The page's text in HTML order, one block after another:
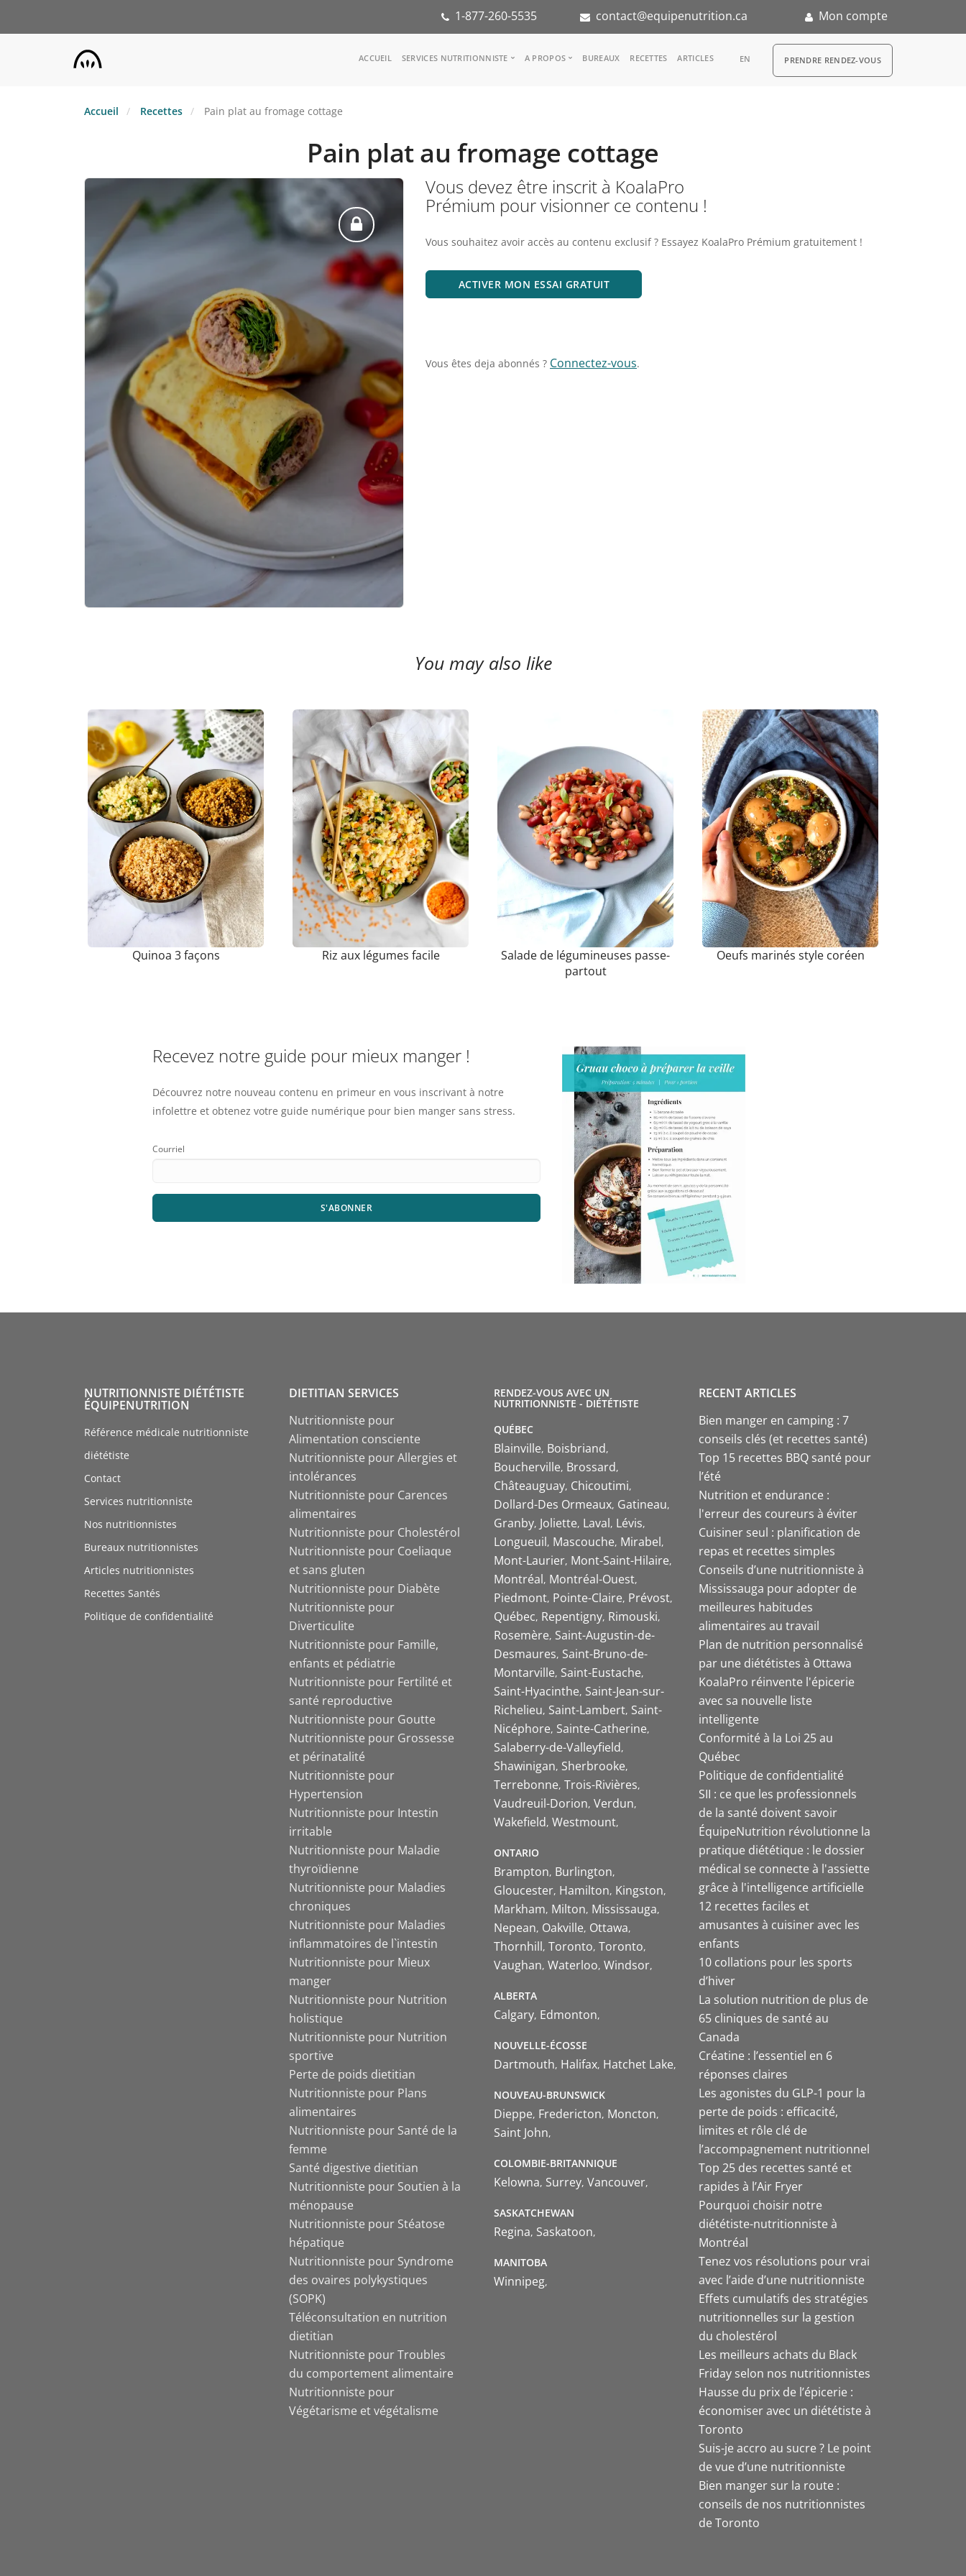
1-877-260-5535 contact@equipenutrition.ca Mon compte
Main
ACCUEIL SERVICES NUTRITIONNISTE
Groupes d'inspiration
KoalaPro
A PROPOS
Partenaires
Stage en nutrition
Carrières
FAQ
BUREAUX RECETTES ARTICLES EN RDV
PRENDRE RENDEZ-VOUS
Accueil Recettes Pain plat au fromage cottage
Pain plat au fromage cottage
Vous devez être inscrit à KoalaPro
Prémium pour visionner ce contenu !
Vous souhaitez avoir accès au contenu exclusif ? Essayez KoalaPro Prémium gratuitement !
ACTIVER MON ESSAI GRATUIT
Vous êtes deja abonnés ? Connectez-vous.
You may also like
Quinoa 3 façons Riz aux légumes facile
Salade de légumineuses passe-
partout
Oeufs marinés style coréen
Recevez notre guide pour mieux manger !
Découvrez notre nouveau contenu en primeur en vous inscrivant à notre
infolettre et obtenez votre guide numérique pour bien manger sans stress.
Courriel
S'ABONNER
NUTRITIONNISTE DIÉTÉTISTE
ÉQUIPENUTRITION
Référence médicale nutritionniste
diététiste
Contact
Services nutritionniste
Nos nutritionnistes
Bureaux nutritionnistes
Articles nutritionnistes
Recettes Santés
Politique de confidentialité
DIETITIAN SERVICES
Nutritionniste pour
Alimentation consciente
Nutritionniste pour Allergies et
intolérances
Nutritionniste pour Carences
alimentaires
Nutritionniste pour Cholestérol
Nutritionniste pour Coeliaque
et sans gluten
Nutritionniste pour Diabète
Nutritionniste pour
Diverticulite
Nutritionniste pour Famille,
enfants et pédiatrie
Nutritionniste pour Fertilité et
santé reproductive
Nutritionniste pour Goutte
Nutritionniste pour Grossesse
et périnatalité
Nutritionniste pour
Hypertension
Nutritionniste pour Intestin
irritable
Nutritionniste pour Maladie
thyroïdienne
Nutritionniste pour Maladies
chroniques
Nutritionniste pour Maladies
inflammatoires de l`intestin
Nutritionniste pour Mieux
manger
Nutritionniste pour Nutrition
holistique
Nutritionniste pour Nutrition
sportive
Perte de poids dietitian
Nutritionniste pour Plans
alimentaires
Nutritionniste pour Santé de la
femme
Santé digestive dietitian
Nutritionniste pour Soutien à la
ménopause
Nutritionniste pour Stéatose
hépatique
Nutritionniste pour Syndrome
des ovaires polykystiques
(SOPK)
Téléconsultation en nutrition
dietitian
Nutritionniste pour Troubles
du comportement alimentaire
Nutritionniste pour
Végétarisme et végétalisme
RENDEZ-VOUS AVEC UN
NUTRITIONNISTE - DIÉTÉTISTE
QUÉBEC
Blainville Boisbriand
Boucherville Brossard
Châteauguay Chicoutimi
Dollard-Des Ormeaux Gatineau
Granby Joliette Laval Lévis
Longueuil Mascouche Mirabel
Mont-Laurier Mont-Saint-Hilaire
Montréal Montréal-Ouest
Piedmont Pointe-Claire Prévost
Québec Repentigny Rimouski
Rosemère Saint-Augustin-de-
Desmaures Saint-Bruno-de-
Montarville Saint-Eustache
Saint-Hyacinthe Saint-Jean-sur-
Richelieu Saint-Lambert Saint-
Nicéphore Sainte-Catherine
Salaberry-de-Valleyfield
Shawinigan Sherbrooke
Terrebonne Trois-Rivières
Vaudreuil-Dorion Verdun
Wakefield Westmount
ONTARIO
Brampton Burlington
Gloucester Hamilton Kingston
Markham Milton Mississauga
Nepean Oakville Ottawa
Thornhill Toronto Toronto
Vaughan Waterloo Windsor
ALBERTA
Calgary Edmonton
NOUVELLE-ÉCOSSE
Dartmouth Halifax Hatchet Lake
NOUVEAU-BRUNSWICK
Dieppe Fredericton Moncton
Saint John
COLOMBIE-BRITANNIQUE
Kelowna Surrey Vancouver
SASKATCHEWAN
Regina Saskatoon
MANITOBA
Winnipeg
RECENT ARTICLES
Bien manger en camping : 7
conseils clés (et recettes santé)
Top 15 recettes BBQ santé pour
l’été
Nutrition et endurance :
l'erreur des coureurs à éviter
Cuisiner seul : planification de
repas et recettes simples
Conseils d’une nutritionniste à
Mississauga pour adopter de
meilleures habitudes
alimentaires au travail
Plan de nutrition personnalisé
par une diététistes à Ottawa
KoalaPro réinvente l'épicerie
avec sa nouvelle liste
intelligente
Conformité à la Loi 25 au
Québec
Politique de confidentialité
SII : ce que les professionnels
de la santé doivent savoir
ÉquipeNutrition révolutionne la
pratique diététique : le dossier
médical se connecte à l'assiette
grâce à l'intelligence artificielle
12 recettes faciles et
amusantes à cuisiner avec les
enfants
10 collations pour les sports
d’hiver
La solution nutrition de plus de
65 cliniques de santé au
Canada
Créatine : l’essentiel en 6
réponses claires
Les agonistes du GLP-1 pour la
perte de poids : efficacité,
limites et rôle clé de
l’accompagnement nutritionnel
Top 25 des recettes santé et
rapides à l’Air Fryer
Pourquoi choisir notre
diététiste-nutritionniste à
Montréal
Tenez vos résolutions pour vrai
avec l’aide d’une nutritionniste
Effets cumulatifs des stratégies
nutritionnelles sur la gestion
du cholestérol
Les meilleurs achats du Black
Friday selon nos nutritionnistes
Hausse du prix de l’épicerie :
économiser avec un diététiste à
Toronto
Suis-je accro au sucre ? Le point
de vue d’une nutritionniste
Bien manger sur la route :
conseils de nos nutritionnistes
de Toronto